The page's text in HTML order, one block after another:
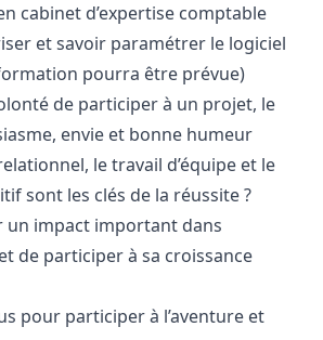
cabinet d’expertise comptable
et savoir paramétrer le logiciel
pourra être prévue)
de participer à un projet, le
envie et bonne humeur
le travail d’équipe et le
sont les clés de la réussite ?
un impact important dans
de participer à sa croissance
pour participer à l’aventure et